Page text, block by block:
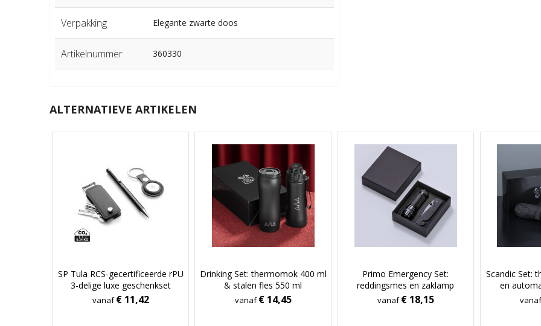
Verpakking Elegante zwarte doos
Artikelnummer 360330
ALTERNATIEVE ARTIKELEN
SP Tula RCS-gecertificeerde rPU
3-delige luxe geschenkset
vanaf€ 11,42
Drinking Set: thermomok 400 ml
& stalen fles 550 ml
vanaf€ 14,45
Primo Emergency Set:
reddingsmes en zaklamp
vanaf€ 18,15
Scandic Set:
en